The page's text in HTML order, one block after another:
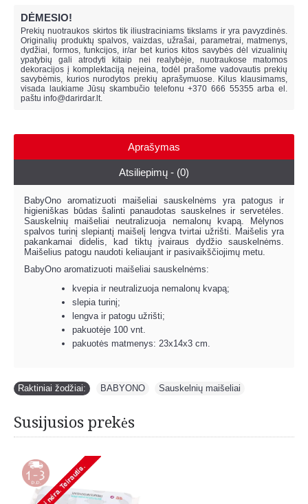
DĖMESIO!
Prekių nuotraukos skirtos tik iliustraciniams tikslams ir yra pavyzdinės.
Originalių produktų spalvos, vaizdas, užrašai, parametrai, matmenys,
dydžiai, formos, funkcijos, ir/ar bet kurios kitos savybės dėl vizualinių
ypatybių gali atrodyti kitaip nei realybėje, nuotraukose matomos
dekoracijos į komplektaciją neįeina, todėl prašome vadovautis prekių
savybėmis, kurios nurodytos prekių aprašymuose. Kilus klausimams,
visada laukiame Jūsų skambučio telefonu +370 666 55355 arba el.
paštu info@darirdar.lt.
Aprašymas
Atsiliepimų - (0)
BabyOno aromatizuoti maišeliai sauskelnėms yra patogus ir
higieniškas būdas šalinti panaudotas sauskelnes ir servetėles.
Sauskelnių maišeliai neutralizuoja nemalonų kvapą. Mėlynos
spalvos turinį slepiantį maišelį lengva tvirtai užrišti. Maišelis yra
pakankamai didelis, kad tiktų įvairaus dydžio sauskelnėms.
Maišelius patogu naudoti keliaujant ir pasivaikščiojimų metu.
BabyOno aromatizuoti maišeliai sauskelnėms:
kvepia ir neutralizuoja nemalonų kvapą;
slepia turinį;
lengva ir patogu užrišti;
pakuotėje 100 vnt.
pakuotės matmenys: 23x14x3 cm.
Raktiniai žodžiai: BABYONO Sauskelnių maišeliai
Susijusios prekės